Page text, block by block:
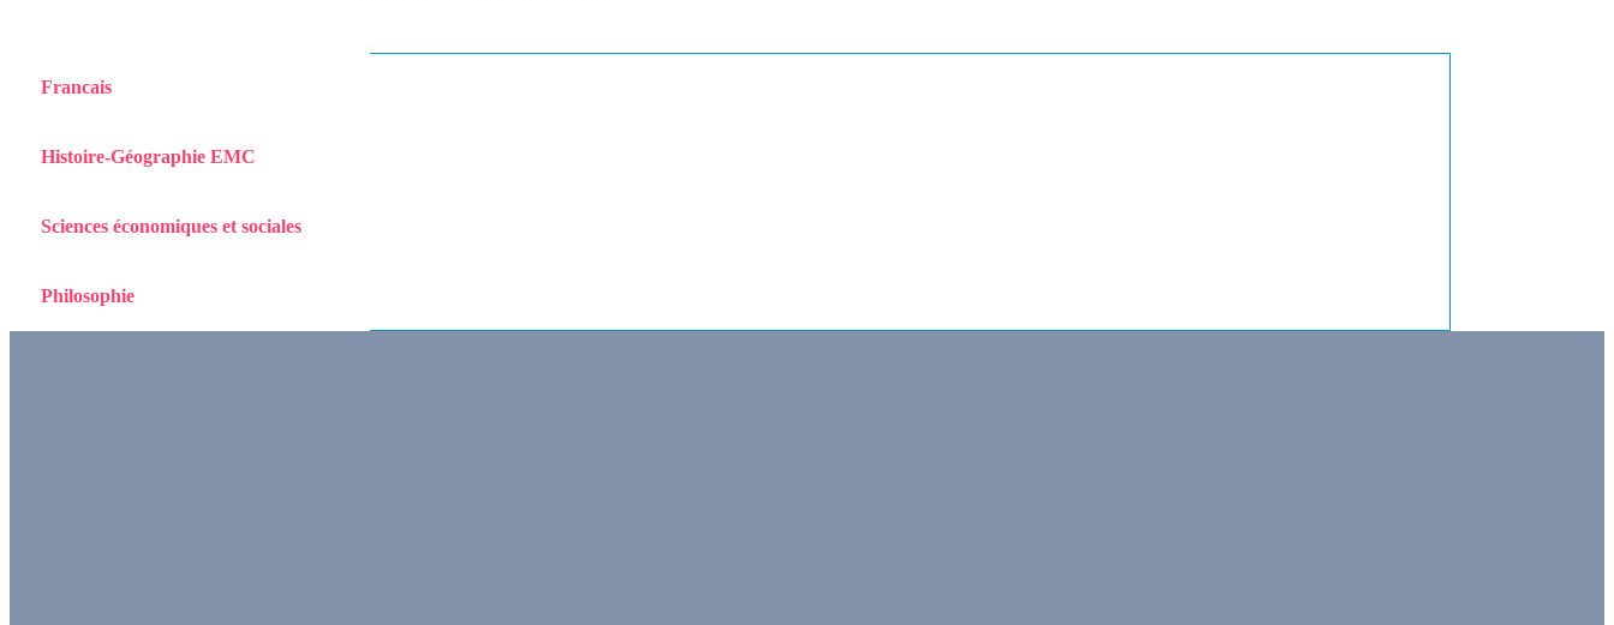
Francais
Histoire-Géographie EMC
Sciences économiques et sociales
Philosophie